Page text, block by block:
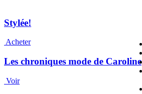
Stylée!
Acheter
Les chroniques mode de Caroline
Voir